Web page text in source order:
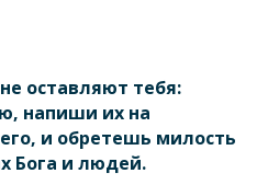
оставляют тебя:
напиши их на
и обретешь милость
Бога и людей.